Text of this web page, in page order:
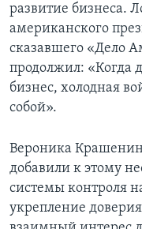
развитие бизнеса.
американского
сказавшего «Дело
продолжил: «Когда
бизнес, холодная
собой».
Вероника
добавили к этому
системы контроля
укрепление